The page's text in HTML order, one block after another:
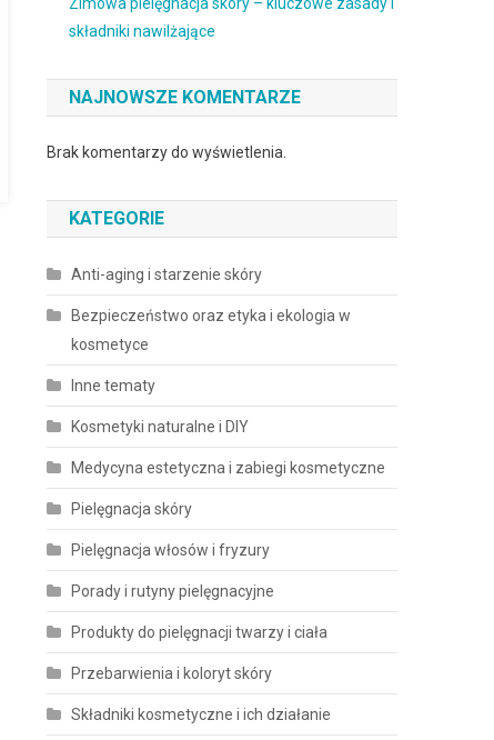
składniki nawilżające
NAJNOWSZE KOMENTARZE
Brak komentarzy do wyświetlenia.
KATEGORIE
Anti-aging i starzenie skóry
Bezpieczeństwo oraz etyka i ekologia w
kosmetyce
Inne tematy
Kosmetyki naturalne i DIY
Medycyna estetyczna i zabiegi kosmetyczne
Pielęgnacja skóry
Pielęgnacja włosów i fryzury
Porady i rutyny pielęgnacyjne
Produkty do pielęgnacji twarzy i ciała
Przebarwienia i koloryt skóry
Składniki kosmetyczne i ich działanie